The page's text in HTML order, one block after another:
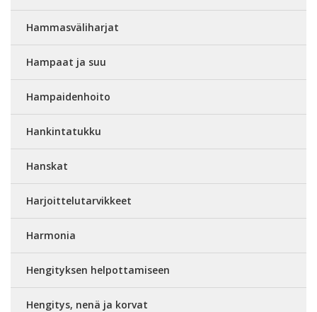
Hammasväliharjat
Hampaat ja suu
Hampaidenhoito
Hankintatukku
Hanskat
Harjoittelutarvikkeet
Harmonia
Hengityksen helpottamiseen
Hengitys, nenä ja korvat